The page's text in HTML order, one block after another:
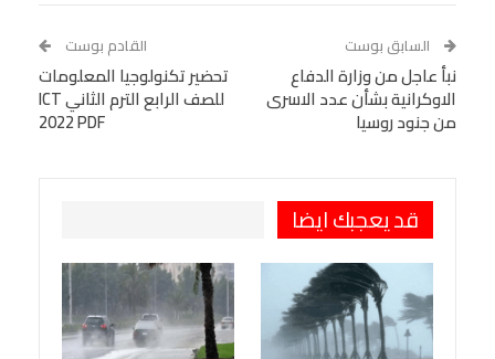
Tumblr
البريد الإلكتروني
StumbleUpon
VK
Digg
LINE
BlackBerry
Viber
السابق بوست
نبأ عاجل من وزارة الدفاع
الاوكرانية بشأن عدد الاسرى
من جنود روسيا
القادم بوست
تحضير تكنولوجيا المعلومات
للصف الرابع الترم الثاني ICT
2022 PDF
قد يعجبك ايضا